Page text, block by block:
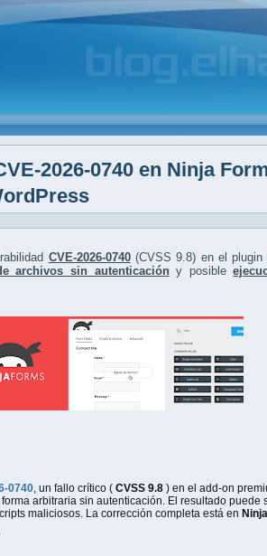
2026-0740 en Ninja
CVE-2026-0740(CVSS 9.8) en el plugin
archivos sin autenticacióny posible
0740, un fallo crítico ( CVSS 9.8 ) en el add-on
arbitraria sin autenticación. El resultado puede
maliciosos. La corrección completa está en